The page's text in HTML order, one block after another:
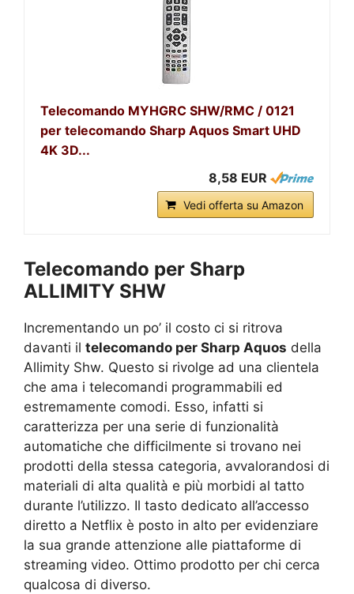
Telecomando MYHGRC SHW/RMC / 0121
per telecomando Sharp Aquos Smart UHD
4K 3D...
8,58 EUR
Vedi offerta su Amazon
Telecomando per Sharp
ALLIMITY SHW
Incrementando un po’ il costo ci si ritrova
davanti il telecomando per Sharp Aquos della
Allimity Shw. Questo si rivolge ad una clientela
che ama i telecomandi programmabili ed
estremamente comodi. Esso, infatti si
caratterizza per una serie di funzionalità
automatiche che difficilmente si trovano nei
prodotti della stessa categoria, avvalorandosi di
materiali di alta qualità e più morbidi al tatto
durante l’utilizzo. Il tasto dedicato all’accesso
diretto a Netflix è posto in alto per evidenziare
la sua grande attenzione alle piattaforme di
streaming video. Ottimo prodotto per chi cerca
qualcosa di diverso.